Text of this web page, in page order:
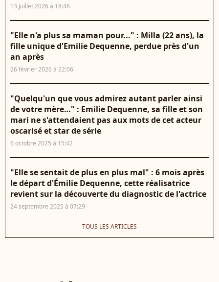
13 juillet 2026 à 18:46
"Elle n'a plus sa maman pour..." : Milla (22 ans), la
fille unique d'Emilie Dequenne, perdue près d'un
an après
26 février 2026 à 22:06
"Quelqu'un que vous admirez autant parler ainsi
de votre mère…" : Emilie Dequenne, sa fille et son
mari ne s'attendaient pas aux mots de cet acteur
oscarisé et star de série
6 octobre 2025 à 15:42
"Elle se sentait de plus en plus mal" : 6 mois après
le départ d'Émilie Dequenne, cette réalisatrice
revient sur la découverte du diagnostic de l'actrice
24 septembre 2025 à 07:29
TOUS LES ARTICLES